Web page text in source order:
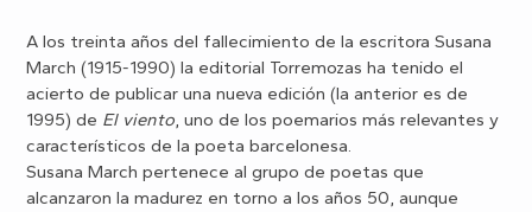
A los treinta años del fallecimiento de la escritora Susana
March (1915-1990) la editorial Torremozas ha tenido el
acierto de publicar una nueva edición (la anterior es de
1995) de El viento, uno de los poemarios más relevantes y
característicos de la poeta barcelonesa.
Susana March pertenece al grupo de poetas que
alcanzaron la madurez en torno a los años 50, aunque